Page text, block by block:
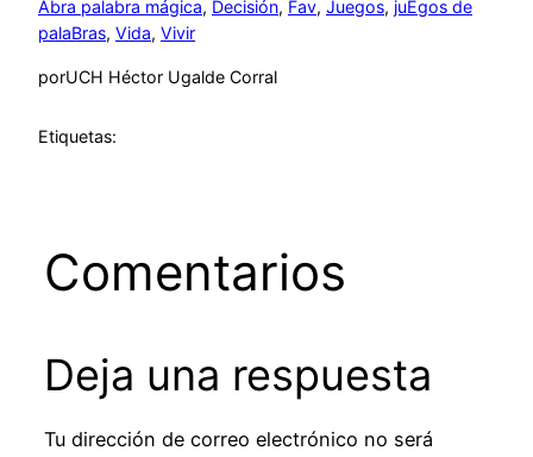
Abra palabra mágica, Decisión, Fav, Juegos, juEgos de
palaBras, Vida, Vivir
porUCH Héctor Ugalde Corral
Etiquetas:
Comentarios
Deja una respuesta
Tu dirección de correo electrónico no será